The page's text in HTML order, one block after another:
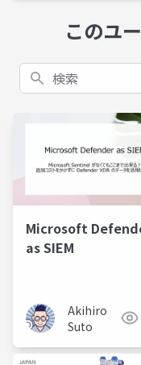
このユ
検索
Microsoft
as SIEM
Akihiro
Suto